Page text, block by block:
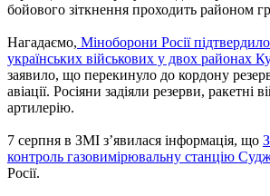
бойового зіткнення проходить районом
Нагадаємо, Міноборони Росії
українських військових у двох районах
заявило, що перекинуло до кордону
авіації. Росіяни задіяли резерви, ракетні
артилерію.
7 серпня в ЗМІ з’явилася інформація, що
контроль газовимірювальну станцію
Росії.